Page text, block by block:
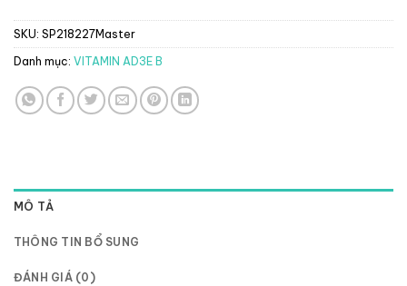
SKU: SP218227Master
Danh mục: VITAMIN AD3E B
MÔ TẢ
THÔNG TIN BỔ SUNG
ĐÁNH GIÁ (0)